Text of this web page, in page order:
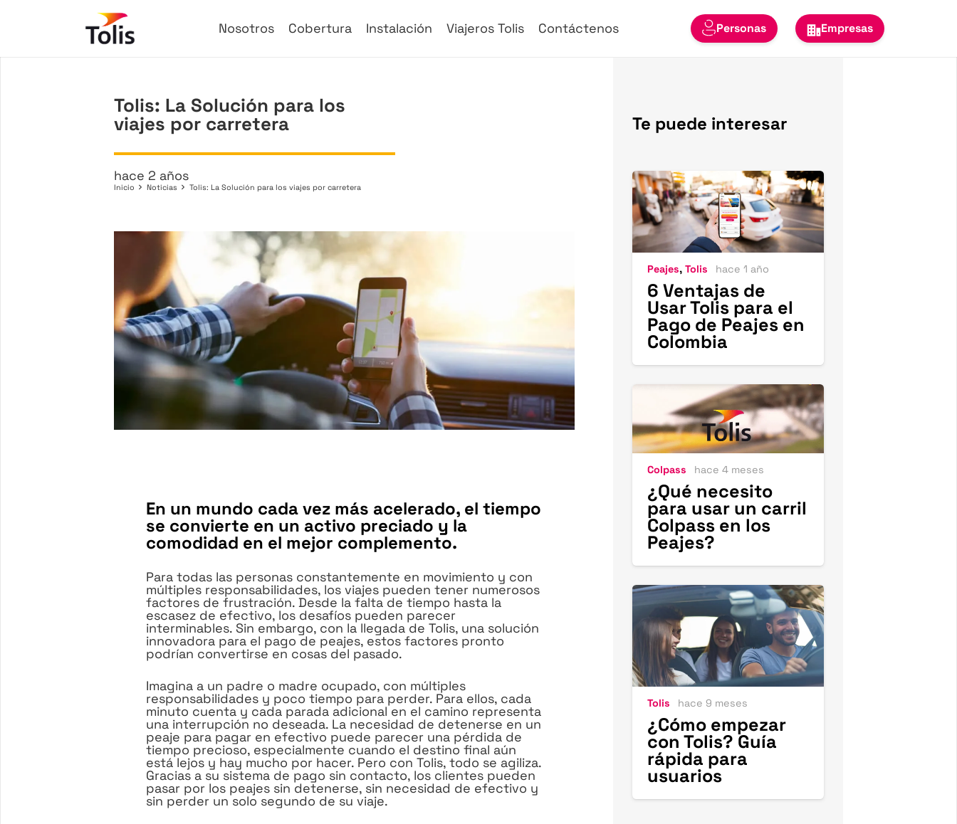
Nosotros Cobertura Instalación Viajeros Tolis Contáctenos Personas Empresas
Tolis: La Solución para los
viajes por carretera
hace 2 años
Inicio Noticias Tolis: La Solución para los viajes por carretera
En un mundo cada vez más acelerado, el tiempo
se convierte en un activo preciado y la
comodidad en el mejor complemento.
Para todas las personas constantemente en movimiento y con
múltiples responsabilidades, los viajes pueden tener numerosos
factores de frustración. Desde la falta de tiempo hasta la
escasez de efectivo, los desafíos pueden parecer
interminables. Sin embargo, con la llegada de Tolis, una solución
innovadora para el pago de peajes, estos factores pronto
podrían convertirse en cosas del pasado.
Imagina a un padre o madre ocupado, con múltiples
responsabilidades y poco tiempo para perder. Para ellos, cada
minuto cuenta y cada parada adicional en el camino representa
una interrupción no deseada. La necesidad de detenerse en un
peaje para pagar en efectivo puede parecer una pérdida de
tiempo precioso, especialmente cuando el destino final aún
está lejos y hay mucho por hacer. Pero con Tolis, todo se agiliza.
Gracias a su sistema de pago sin contacto, los clientes pueden
pasar por los peajes sin detenerse, sin necesidad de efectivo y
sin perder un solo segundo de su viaje.
Te puede interesar
Peajes,Tolis hace 1 año
6 Ventajas de
Usar Tolis para el
Pago de Peajes en
Colombia
Colpass hace 4 meses
¿Qué necesito
para usar un carril
Colpass en los
Peajes?
Tolis hace 9 meses
¿Cómo empezar
con Tolis? Guía
rápida para
usuarios